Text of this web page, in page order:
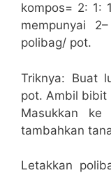
kompos= 2: 1:
mempunyai
polibag/ pot.
Triknya: Buat
pot. Ambil bibit
Masukkan
tambahkan
Letakkan